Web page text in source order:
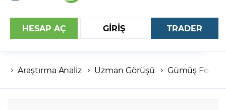
HESAP AÇ GİRİŞ
Hesap numaranız
Şifreniz
TRADER
Araştırma Analiz Uzman Görüşü Gümüş Fed